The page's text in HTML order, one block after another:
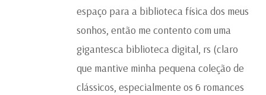
espaço para a biblioteca física dos meus
sonhos, então me contento com uma
gigantesca biblioteca digital, rs (claro
que mantive minha pequena coleção de
clássicos, especialmente os 6 romances